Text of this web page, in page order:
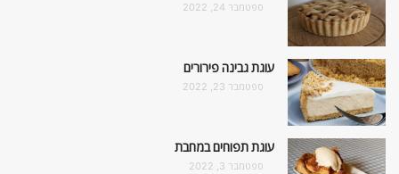
ספטמבר 24, 2022
עוגת גבינה פירורים
ספטמבר 23, 2022
עוגת תפוחים במחבת
ספטמבר 3, 2022